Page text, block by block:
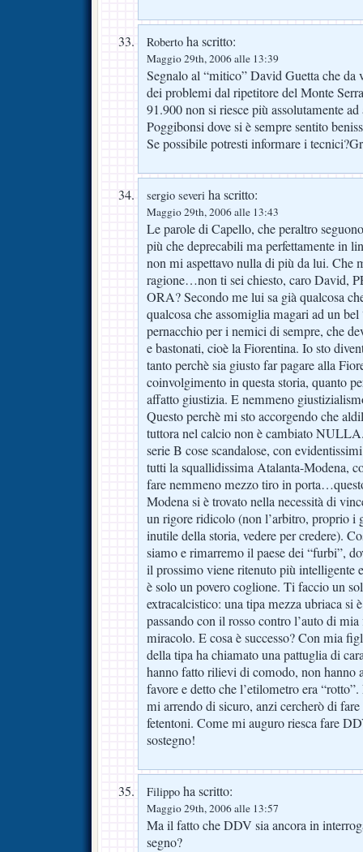
Roberto ha scritto:
Maggio 29th, 2006 alle 13:39
Segnalo al “mitico” David Guetta che da
dei problemi dal ripetitore del Monte
91.900 non si riesce più assolutamente
Poggibonsi dove si è sempre sentito
Se possibile potresti informare i
sergio severi ha scritto:
Maggio 29th, 2006 alle 13:43
Le parole di Capello, che peraltro
più che deprecabili ma perfettamente in
non mi aspettavo nulla di più da lui. Che
ragione…non ti sei chiesto, caro David,
ORA? Secondo me lui sa già qualcosa
qualcosa che assomiglia magari ad un
pernacchio per i nemici di sempre, che
e bastonati, cioè la Fiorentina. Io sto
tanto perchè sia giusto far pagare alla
coinvolgimento in questa storia, quanto
affatto giustizia. E nemmeno
Questo perchè mi sto accorgendo che
tuttora nel calcio non è cambiato
serie B cose scandalose, con
tutti la squallidissima Atalanta-Modena,
fare nemmeno mezzo tiro in
Modena si è trovato nella necessità di
un rigore ridicolo (non l’arbitro, proprio i
inutile della storia, vedere per credere).
siamo e rimarremo il paese dei “furbi”,
il prossimo viene ritenuto più intelligente
è solo un povero coglione. Ti faccio un
extracalcistico: una tipa mezza ubriaca si
passando con il rosso contro l’auto di
miracolo. E cosa è successo? Con mia
della tipa ha chiamato una pattuglia di
hanno fatto rilievi di comodo, non hanno
favore e detto che l’etilometro era
mi arrendo di sicuro, anzi cercherò di
fetentoni. Come mi auguro riesca fare
sostegno!
Filippo ha scritto:
Maggio 29th, 2006 alle 13:57
Ma il fatto che DDV sia ancora in
segno?